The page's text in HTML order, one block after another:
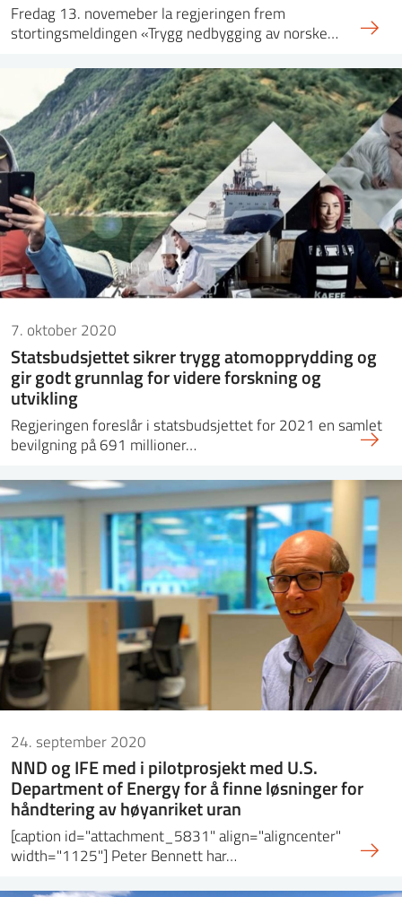
Fredag 13. novemeber la regjeringen frem
stortingsmeldingen «Trygg nedbygging av norske…
7. oktober 2020
Statsbudsjettet sikrer trygg atomopprydding og
gir godt grunnlag for videre forskning og
utvikling
Regjeringen foreslår i statsbudsjettet for 2021 en samlet
bevilgning på 691 millioner…
24. september 2020
NND og IFE med i pilotprosjekt med U.S.
Department of Energy for å finne løsninger for
håndtering av høyanriket uran
[caption id="attachment_5831" align="aligncenter"
width="1125"] Peter Bennett har…